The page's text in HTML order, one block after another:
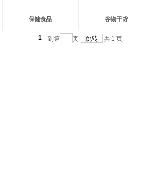
保健食品 谷物干货
1 到第 页 共 1 页